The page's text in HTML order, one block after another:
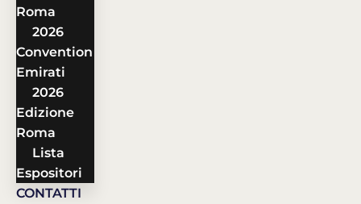
Roma
2026
Convention
Emirati
2026
Edizione
Roma
Lista
Espositori
CONTATTI